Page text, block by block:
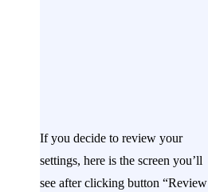
If you decide to review your
settings, here is the screen you’ll
see after clicking button “Review